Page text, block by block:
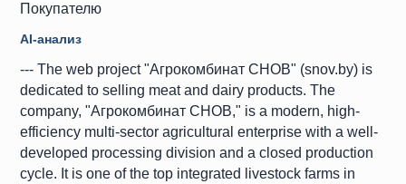
Покупателю
AI-анализ
--- The web project "Агрокомбинат СНОВ" (snov.by) is
dedicated to selling meat and dairy products. The
company, "Агрокомбинат СНОВ," is a modern, high-
efficiency multi-sector agricultural enterprise with a well-
developed processing division and a closed production
cycle. It is one of the top integrated livestock farms in